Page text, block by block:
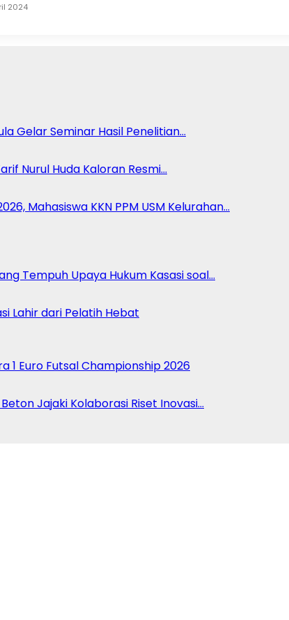
2024
Gelar Seminar Hasil Penelitian…
Nurul Huda Kaloran Resmi…
Mahasiswa KKN PPM USM Kelurahan…
Tempuh Upaya Hukum Kasasi soal…
Lahir dari Pelatih Hebat
1 Euro Futsal Championship 2026
Jajaki Kolaborasi Riset Inovasi…